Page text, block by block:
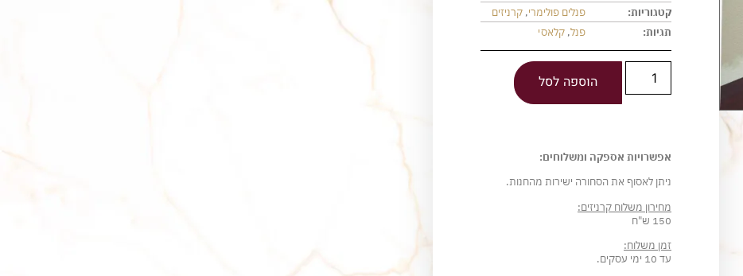
קטגוריות:
פנלים פולימרי, קרניזים
תגיות:
פנל, קלאסי
הוספה לסל
אפשרויות אספקה ומשלוחים:
ניתן לאסוף את הסחורה ישירות מהחנות.
מחירון משלוח קרניזים:
150 ש"ח
זמן משלוח:
עד 10 ימי עסקים.